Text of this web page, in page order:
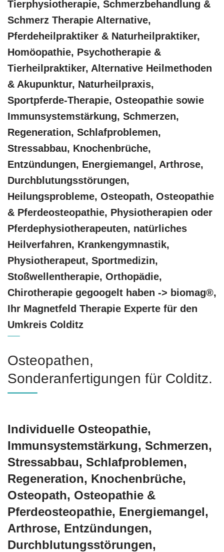
Tierphysiotherapie, Schmerzbehandlung &
Schmerz Therapie Alternative,
Pferdeheilpraktiker & Naturheilpraktiker,
‎Homöopathie, ‎Psychotherapie &
‎Tierheilpraktiker, Alternative Heilmethoden
& Akupunktur, Naturheilpraxis,
Sportpferde-Therapie, Osteopathie sowie
Immunsystemstärkung, Schmerzen,
Regeneration, Schlafproblemen,
Stressabbau, Knochenbrüche,
Entzündungen, Energiemangel, Arthrose,
Durchblutungsstörungen,
Heilungsprobleme, Osteopath, Osteopathie
& Pferdeosteopathie, Physiotherapien oder
Pferdephysiotherapeuten, natürliches
Heilverfahren, Krankengymnastik,
Physiotherapeut, Sportmedizin,
Stoßwellentherapie, Orthopädie,
Chirotherapie gegoogelt haben -> biomag®,
Ihr Magnetfeld Therapie Experte für den
Umkreis Colditz
Osteopathen,
Sonderanfertigungen für Colditz.
Individuelle Osteopathie,
Immunsystemstärkung, Schmerzen,
Stressabbau, Schlafproblemen,
Regeneration, Knochenbrüche,
Osteopath, Osteopathie &
Pferdeosteopathie, Energiemangel,
Arthrose, Entzündungen,
Durchblutungsstörungen,